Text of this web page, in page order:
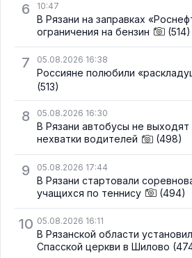
6 10:47
В Рязани на заправках
ограничения на бензин
(514)
7 05.08.2026 16:38
Россияне полюбили
(513)
8 05.08.2026 16:30
В Рязани автобусы не
нехватки водителей
(498)
9 05.08.2026 17:44
В Рязани стартовали
учащихся по теннису
(494)
10 05.08.2026 16:11
В Рязанской области
Спасской церкви в Шилово